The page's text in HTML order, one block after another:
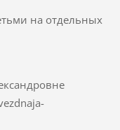
на отдельных